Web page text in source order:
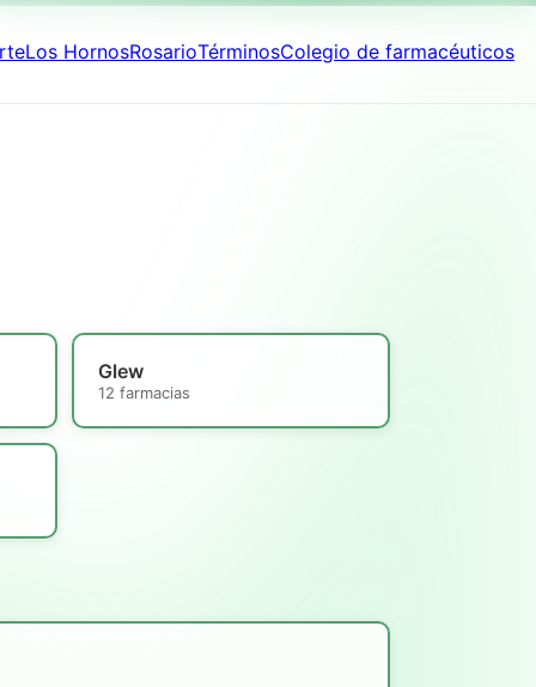
Los HornosRosarioTérminosColegio de farmacéuticos
Glew
12 farmacias